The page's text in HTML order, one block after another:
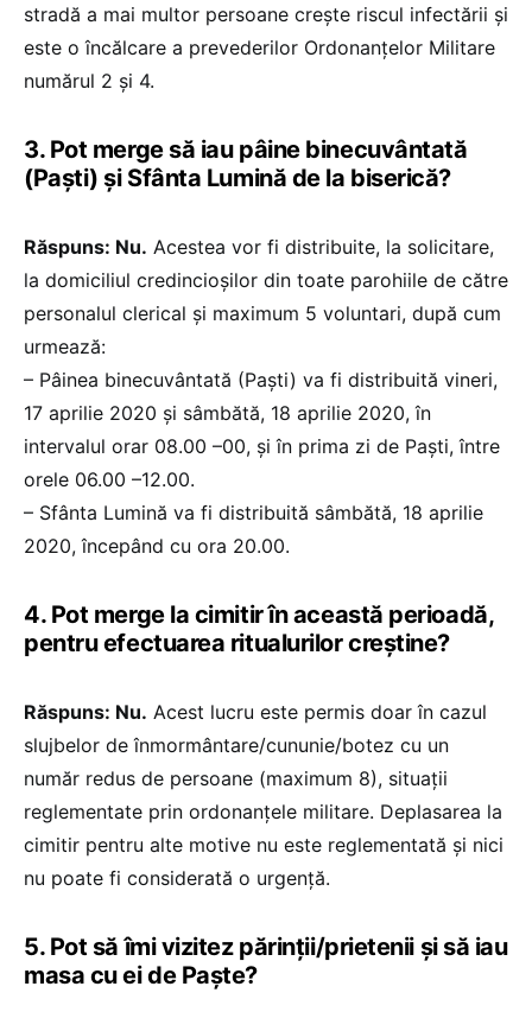
stradă a mai multor persoane crește riscul infectării și
este o încălcare a prevederilor Ordonanțelor Militare
numărul 2 și 4.
3. Pot merge să iau pâine binecuvântată
(Paști) și Sfânta Lumină de la biserică?
Răspuns: Nu. Acestea vor fi distribuite, la solicitare,
la domiciliul credincioşilor din toate parohiile de către
personalul clerical şi maximum 5 voluntari, după cum
urmează:
– Pâinea binecuvântată (Paști) va fi distribuită vineri,
17 aprilie 2020 și sâmbătă, 18 aprilie 2020, în
intervalul orar 08.00 –00, şi în prima zi de Paşti, între
orele 06.00 –12.00.
– Sfânta Lumină va fi distribuită sâmbătă, 18 aprilie
2020, începând cu ora 20.00.
4. Pot merge la cimitir în această perioadă,
pentru efectuarea ritualurilor creștine?
Răspuns: Nu. Acest lucru este permis doar în cazul
slujbelor de înmormântare/cununie/botez cu un
număr redus de persoane (maximum 8), situații
reglementate prin ordonanțele militare. Deplasarea la
cimitir pentru alte motive nu este reglementată și nici
nu poate fi considerată o urgență.
5. Pot să îmi vizitez părinții/prietenii și să iau
masa cu ei de Paște?